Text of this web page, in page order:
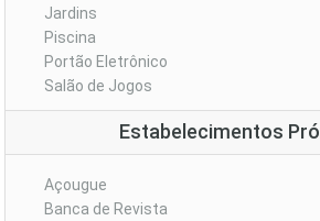
Jardins
Piscina
Portão Eletrônico
Salão de Jogos
Estabelecimentos
Açougue
Banca de Revista